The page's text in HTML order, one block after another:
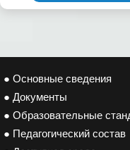
● Основные сведения
● Документы
● Образовательные
● Педагогический состав